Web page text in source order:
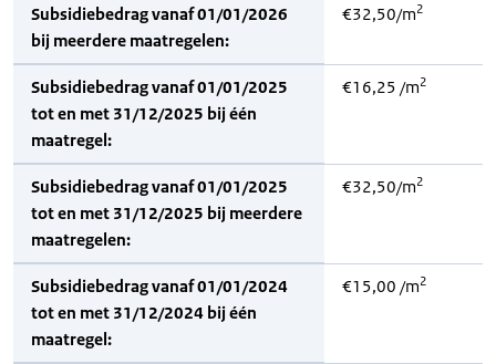
Subsidiebedrag vanaf 01/01/2026
bij meerdere maatregelen:
€32,50/m2
Subsidiebedrag vanaf 01/01/2025
tot en met 31/12/2025 bij één
maatregel:
€16,25 /m2
Subsidiebedrag vanaf 01/01/2025
tot en met 31/12/2025 bij meerdere
maatregelen:
€32,50/m2
Subsidiebedrag vanaf 01/01/2024
tot en met 31/12/2024 bij één
maatregel:
€15,00 /m2